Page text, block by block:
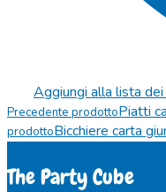
Aggiungi alla lista
Precedente prodottoPiatti
prodottoBicchiere carta
The Party Cube